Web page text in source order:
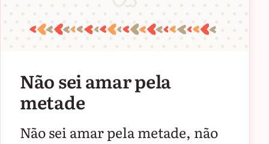
Não sei amar pela
metade
Não sei amar pela metade, não